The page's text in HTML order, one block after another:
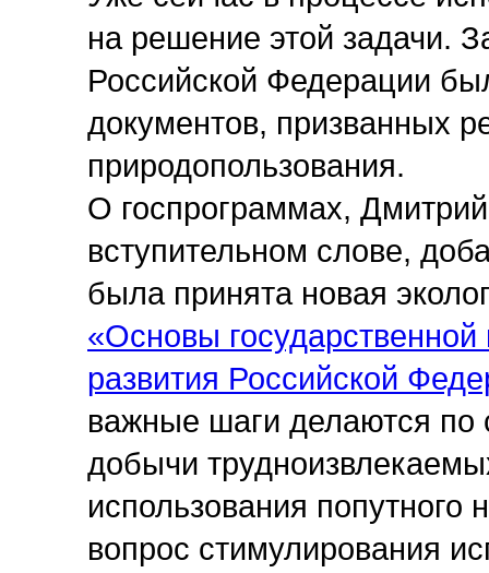
на решение этой задачи.
Российской Федерации
документов, призванных
природопользования.
О госпрограммах,
вступительном слове,
была принята новая
«Основы государственной
развития Российской
важные шаги делаются
добычи
использования попутного
вопрос стимулирования